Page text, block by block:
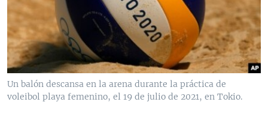
VENEZUELA
BRASIL
NICARAGUA
ECONOMÍA
ENTRETENIMIENTO Y CULTURA
TECNOLOGÍA
DEPORTES
CIENCIA Y SALUD
MULTIMEDIA
VIDEOS
FOTOGRAFÍA
AUDIOS
PROGRAMAS TV
EL MUNDO AL DÍA
FORO INTERAMERICANO
VISIÓN 360
RADIO
AVANCE INFORMATIVO
AUDIONOTICIAS
DIRECT
DOCUMENTALES DE LA VOA
Un balón descansa en la arena durante la práctica de
voleibol playa femenino, el 19 de julio de 2021, en Tokio.